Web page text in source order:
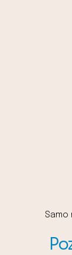
Samo